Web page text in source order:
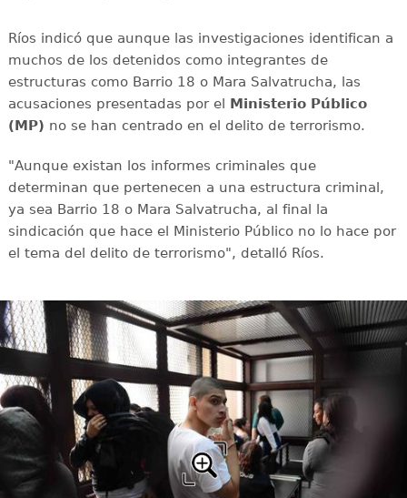
Ríos indicó que aunque las investigaciones identifican a
muchos de los detenidos como integrantes de
estructuras como Barrio 18 o Mara Salvatrucha, las
acusaciones presentadas por el
Ministerio Público
(MP) no se han centrado en el delito de terrorismo.
"Aunque existan los informes criminales que
determinan que pertenecen a una estructura criminal,
ya sea Barrio 18 o Mara Salvatrucha, al final la
sindicación que hace el Ministerio Público no lo hace por
el tema del delito de terrorismo", detalló Ríos.